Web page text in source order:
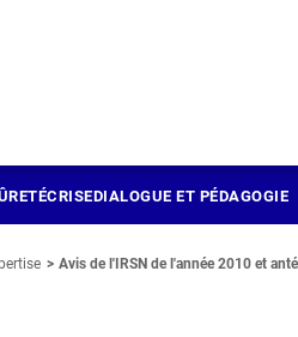
CRISEDIALOGUE ET PÉDAGOGIE
Avis de l'IRSN de l'année 2010 et